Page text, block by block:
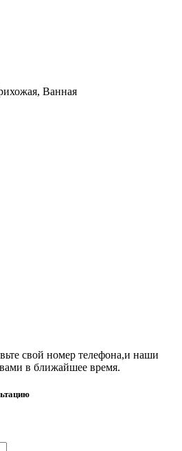
Ванная
свой номер телефона,и наши
в ближайшее время.